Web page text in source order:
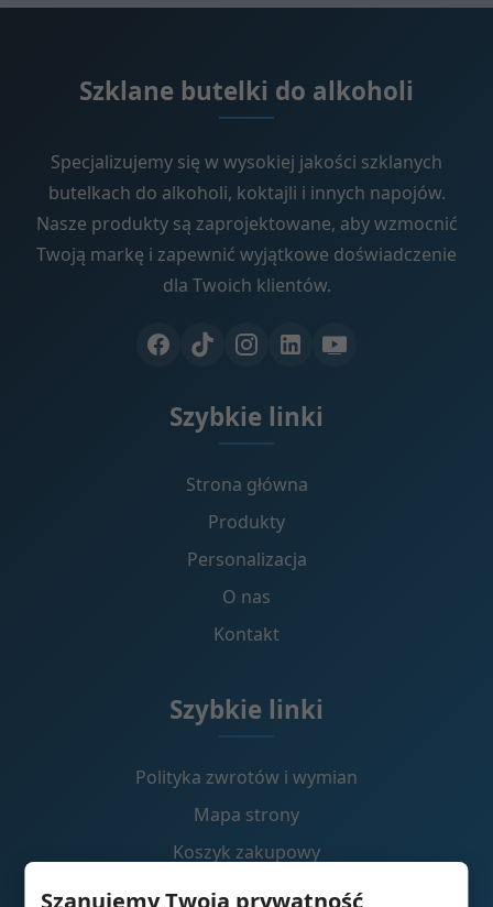
Szanujemy Twoją prywatność
Szklane butelki do alkoholi
Specjalizujemy się w wysokiej jakości szklanych
butelkach do alkoholi, koktajli i innych napojów.
Nasze produkty są zaprojektowane, aby wzmocnić
Twoją markę i zapewnić wyjątkowe doświadczenie
dla Twoich klientów.
Szybkie linki
Strona główna
Produkty
Personalizacja
O nas
Kontakt
Szybkie linki
Polityka zwrotów i wymian
Mapa strony
Koszyk zakupowy